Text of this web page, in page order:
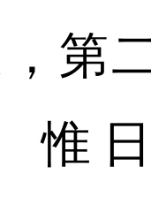
第
惟